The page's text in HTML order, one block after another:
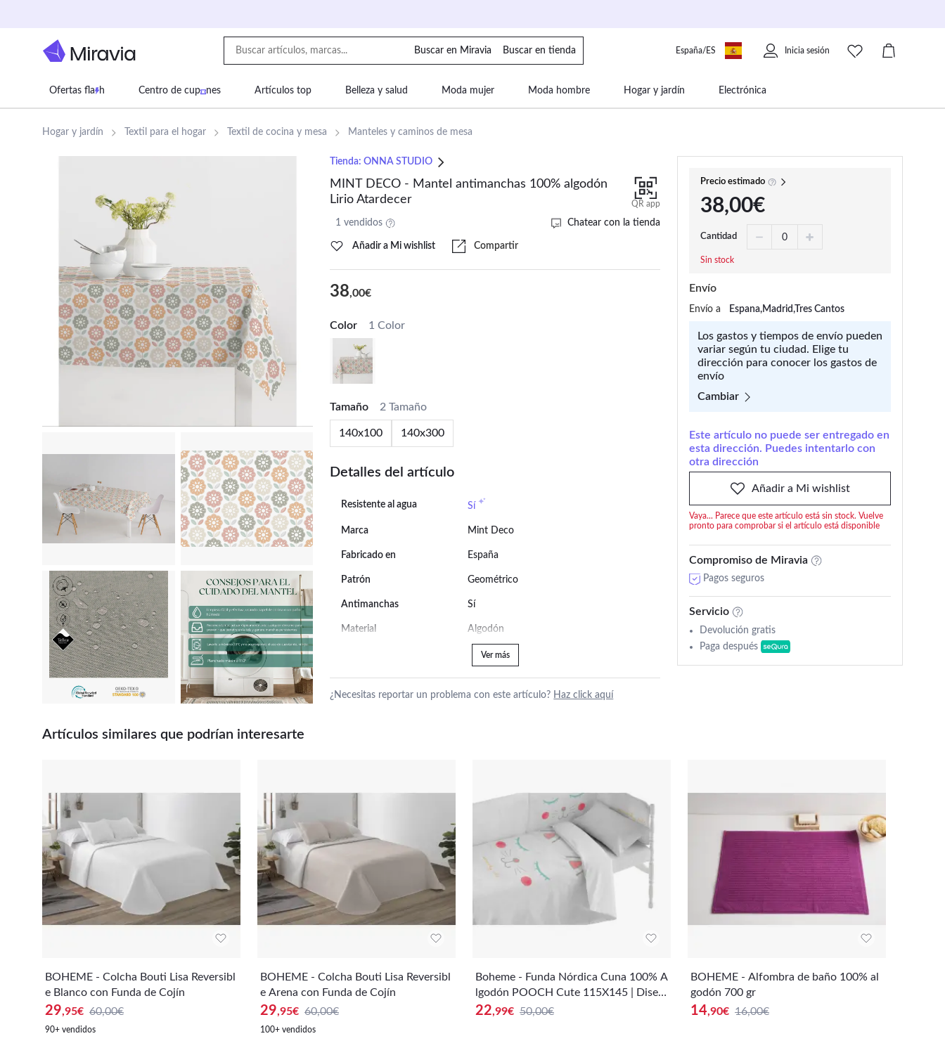
Buscar en Miravia Buscar en tienda España/ES Inicia sesión
Ofertas fla h Centro de cup nes Artículos top Belleza y salud Moda mujer Moda hombre Hogar y jardín Electrónica
Supermercado Juguetes Deportes Mascotas
Hogar y jardín Textil para el hogar Textil de cocina y mesa Manteles y caminos de mesa
Tienda: ONNA STUDIO
MINT DECO - Mantel antimanchas 100% algodón
Lirio Atardecer
QR app
1 vendidos Chatear con la tienda
Añadir a Mi wishlist Compartir
38,00€
Color 1 Color
Tamaño 2 Tamaño
140x100 140x300
Detalles del artículo
Resistente al agua Sí
Marca Mint Deco
Fabricado en España
Patrón Geométrico
Antimanchas Sí
Material Algodón
Ver más
¿Necesitas reportar un problema con este artículo? Haz click aquí
Precio estimado
38,00€
Cantidad
Sin stock
Envío
Envío a Espana,Madrid,Tres Cantos
Los gastos y tiempos de envío pueden
variar según tu ciudad. Elige tu
dirección para conocer los gastos de
envío
Cambiar
Este artículo no puede ser entregado en
esta dirección. Puedes intentarlo con
otra dirección
Añadir a Mi wishlist
Vaya... Parece que este artículo está sin stock. Vuelve
pronto para comprobar si el artículo está disponible
Compromiso de Miravia
Pagos seguros
Servicio
Devolución gratis
Paga después
Artículos similares que podrían interesarte
BOHEME - Colcha Bouti Lisa Reversibl
e Blanco con Funda de Cojín
29,95€ 60,00€
90+ vendidos
BOHEME - Colcha Bouti Lisa Reversibl
e Arena con Funda de Cojín
29,95€ 60,00€
100+ vendidos
Boheme - Funda Nórdica Cuna 100% A
lgodón POOCH Cute 115X145 | Diseñ
o Moderno, Fácil de Cuidar, Ajuste Per
22,99€ 50,00€
BOHEME - Alfombra de baño 100% al
godón 700 gr
14,90€ 16,00€